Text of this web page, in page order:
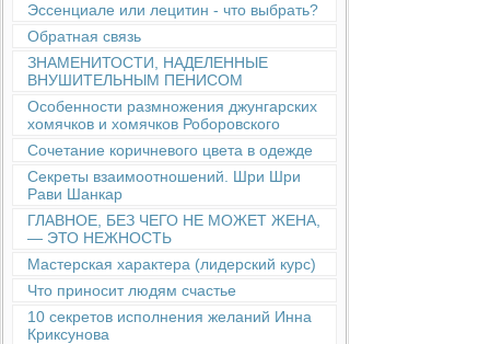
Эссенциале или лецитин - что выбрать?
Обратная связь
ЗНАМЕНИТОСТИ, НАДЕЛЕННЫЕ
ВНУШИТЕЛЬНЫМ ПЕНИСОМ
Особенности размножения джунгарских
хомячков и хомячков Роборовского
Сочетание коричневого цвета в одежде
Секреты взаимоотношений. Шри Шри
Рави Шанкар
ГЛАВНОЕ, БЕЗ ЧЕГО НЕ МОЖЕТ ЖЕНА,
— ЭТО НЕЖНОСТЬ
Мастерская характера (лидерский курс)
Что приносит людям счастье
10 секретов исполнения желаний Инна
Криксунова